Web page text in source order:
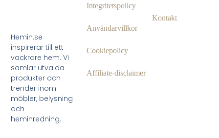
Hemin.se
inspirerar till ett
vackrare hem. Vi
samlar utvalda
produkter och
trender inom
möbler, belysning
och
heminredning.
Kontakt
Integritetspolicy
Användarvillkor
Cookiepolicy
Affiliate‑disclaimer